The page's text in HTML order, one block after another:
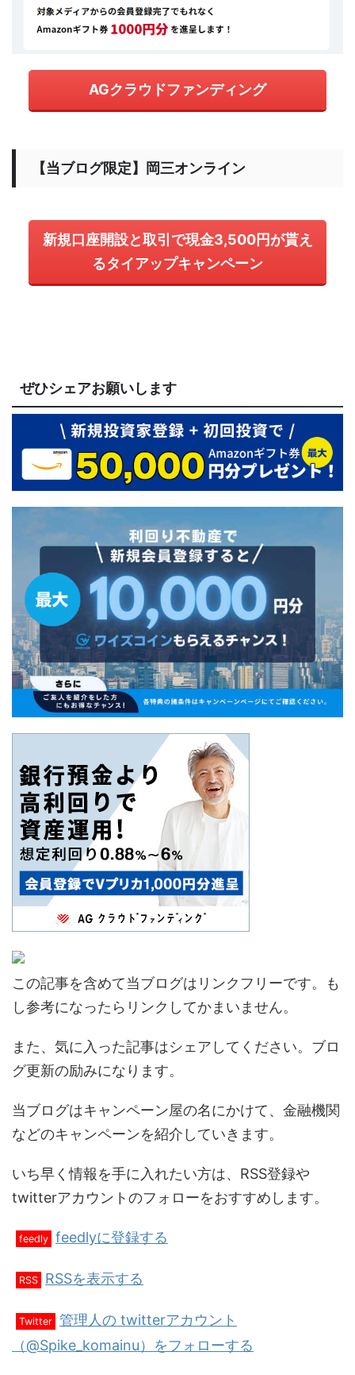
AGクラウドファンディング
【当ブログ限定】岡三オンライン
新規口座開設と取引で現金3,500円が貰え
るタイアップキャンペーン
ぜひシェアお願いします
この記事を含めて当ブログはリンクフリーです。も
し参考になったらリンクしてかまいません。
また、気に入った記事はシェアしてください。ブロ
グ更新の励みになります。
当ブログはキャンペーン屋の名にかけて、金融機関
などのキャンペーンを紹介していきます。
いち早く情報を手に入れたい方は、RSS登録や
twitterアカウントのフォローをおすすめします。
feedly feedlyに登録する
RSS RSSを表示する
Twitter 管理人の twitterアカウント
（@Spike_komainu）をフォローする